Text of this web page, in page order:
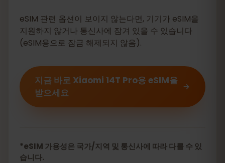
eSIM 관련 옵션이 보이지 않는다면, 기기가 eSIM을
지원하지 않거나 통신사에 잠겨 있을 수 있습니다
(eSIM용으로 잠금 해제되지 않음).
지금 바로 Xiaomi 14T Pro용 eSIM을
받으세요
*eSIM 가용성은 국가/지역 및 통신사에 따라 다를 수 있
습니다.